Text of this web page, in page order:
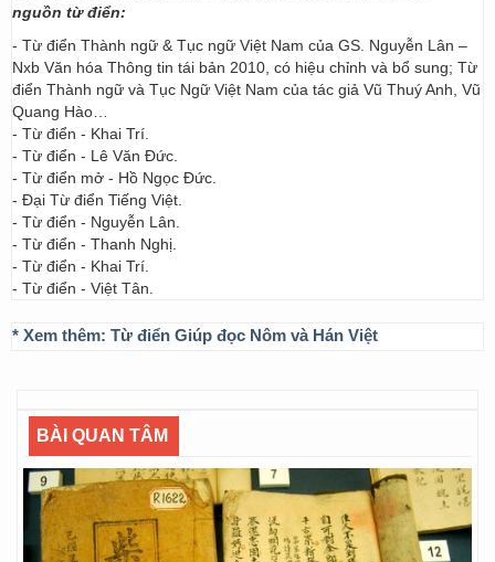
nguồn từ điển:
- Từ điển Thành ngữ & Tục ngữ Việt Nam của GS. Nguyễn Lân –
Nxb Văn hóa Thông tin tái bản 2010, có hiệu chỉnh và bổ sung; Từ
điển Thành ngữ và Tục Ngữ Việt Nam của tác giả Vũ Thuý Anh, Vũ
Quang Hào…
- Từ điển - Khai Trí.
- Từ điển - Lê Văn Đức.
- Từ điển mở - Hồ Ngọc Đức.
- Đại Từ điển Tiếng Việt.
- Từ điển - Nguyễn Lân.
- Từ điển - Thanh Nghị.
- Từ điển - Khai Trí.
- Từ điển - Việt Tân.
* Xem thêm: Từ điển Giúp đọc Nôm và Hán Việt
BÀI QUAN TÂM